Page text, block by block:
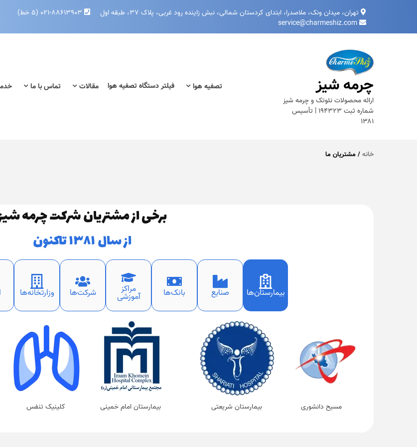
تهران، میدان ونک، ملاصدرا، ابتدای کردستان شمالی، نبش زاینده‌ رود غربی، پلاک ۳۷، طبقه اول
۰۲۱-۸۸۶۱۳۹۰۳ (۵ خط)
service@charmeshiz.com
چرمه شیز
ارائه محصولات نئوتک و چرمه شیز
شماره ثبت ۱۹۴۳۲۳ | تأسیس
۱۳۸۱
تصفیه هوا فیلتر دستگاه تصفیه هوا مقالات تماس با ما
خانه/ مشتریان ما
برخی از مشتریان شرکت چرمه
از سال ۱۳۸۱ تاکنون
بیمارستان‌ها صنایع بانک‌ها مراکز
آموزشی شرکت‌ها وزارتخانه‌ها
مسیح دانشوری بیمارستان شریعتی بیمارستان امام خمینی کلینیک تنفس